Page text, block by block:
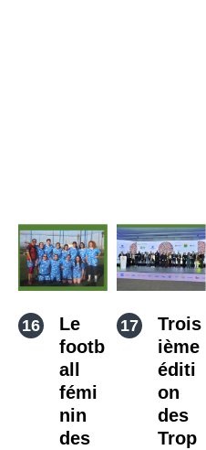
Le
footb
all
fémi
nin
des
Trois
ième
éditi
on
des
Trop